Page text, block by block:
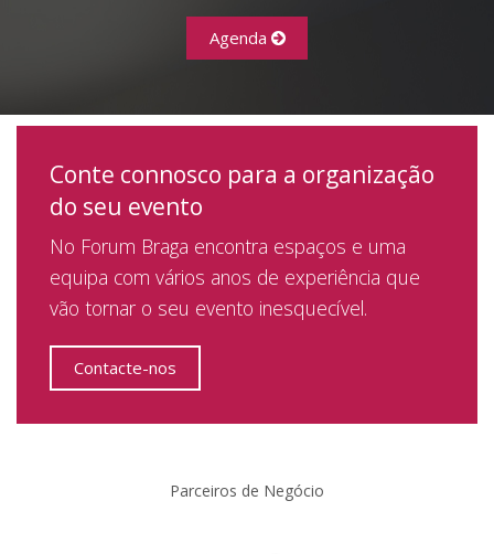
Agenda
Conte connosco para a organização
do seu evento
No Forum Braga encontra espaços e uma
equipa com vários anos de experiência que
vão tornar o seu evento inesquecível.
Contacte-nos
Parceiros de Negócio